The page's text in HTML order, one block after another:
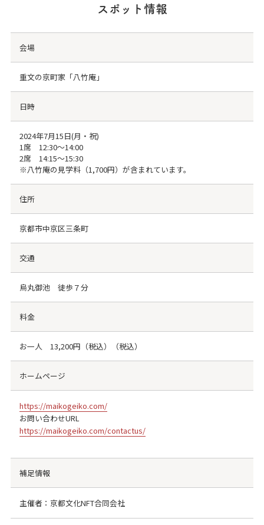
スポット情報
会場
重文の京町家「八竹庵」
日時
2024年7月15日(月・祝)
1席 12:30～14:00
2席 14:15～15:30
※八竹庵の見学料（1,700円）が含まれています。
住所
京都市中京区三条町
交通
烏丸御池 徒歩７分
料金
お一人 13,200円（税込）（税込）
ホームページ
https://maikogeiko.com/
お問い合わせURL
https://maikogeiko.com/contactus/
補足情報
主催者：京都文化NFT合同会社